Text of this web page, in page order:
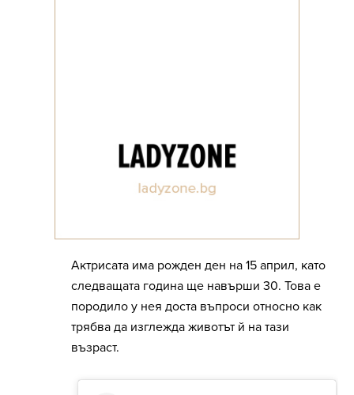
Актрисата има рожден ден на 15 април, като
следващата година ще навърши 30. Това е
породило у нея доста въпроси относно как
трябва да изглежда животът й на тази
възраст.